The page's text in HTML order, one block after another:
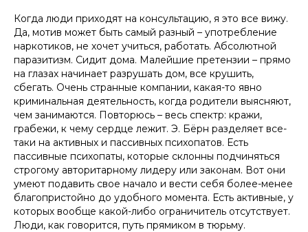
Когда люди приходят на консультацию, я это все вижу.
Да, мотив может быть самый разный – употребление
наркотиков, не хочет учиться, работать. Абсолютной
паразитизм. Сидит дома. Малейшие претензии – прямо
на глазах начинает разрушать дом, все крушить,
сбегать. Очень странные компании, какая-то явно
криминальная деятельность, когда родители выясняют,
чем занимаются. Повторюсь – весь спектр: кражи,
грабежи, к чему сердце лежит. Э. Бёрн разделяет все-
таки на активных и пассивных психопатов. Есть
пассивные психопаты, которые склонны подчиняться
строгому авторитарному лидеру или законам. Вот они
умеют подавить свое начало и вести себя более-менее
благопристойно до удобного момента. Есть активные, у
которых вообще какой-либо ограничитель отсутствует.
Люди, как говорится, путь прямиком в тюрьму.